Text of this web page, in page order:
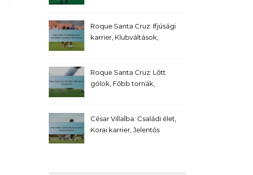
Roque Santa Cruz: Ifjúsági
karrier, Klubváltások,
Roque Santa Cruz: Lőtt
gólok, Főbb tornák,
César Villalba: Családi élet,
Korai karrier, Jelentős